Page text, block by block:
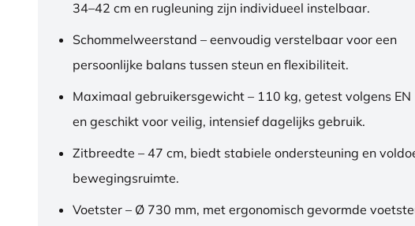
34–42 cm en rugleuning zijn individueel instelbaar.
Schommelweerstand – eenvoudig verstelbaar voor een
persoonlijke balans tussen steun en flexibiliteit.
Maximaal gebruikersgewicht – 110 kg, getest volgens EN
en geschikt voor veilig, intensief dagelijks gebruik.
Zitbreedte – 47 cm, biedt stabiele ondersteuning en
bewegingsruimte.
Voetster – Ø 730 mm, met ergonomisch gevormde